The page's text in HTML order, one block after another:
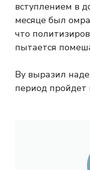
вступлением в
месяце был
что
пытается
Ву выразил
период пройдет